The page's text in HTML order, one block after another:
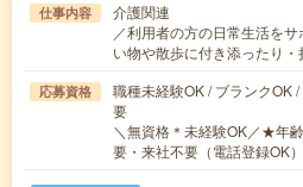
仕事内容
介護関連
／利用者の方の日常生活を
い物や散歩に付き添ったり
応募資格
職種未経験OK / ブランクOK
要
＼無資格＊未経験OK／★年
要・来社不要（電話登録OK